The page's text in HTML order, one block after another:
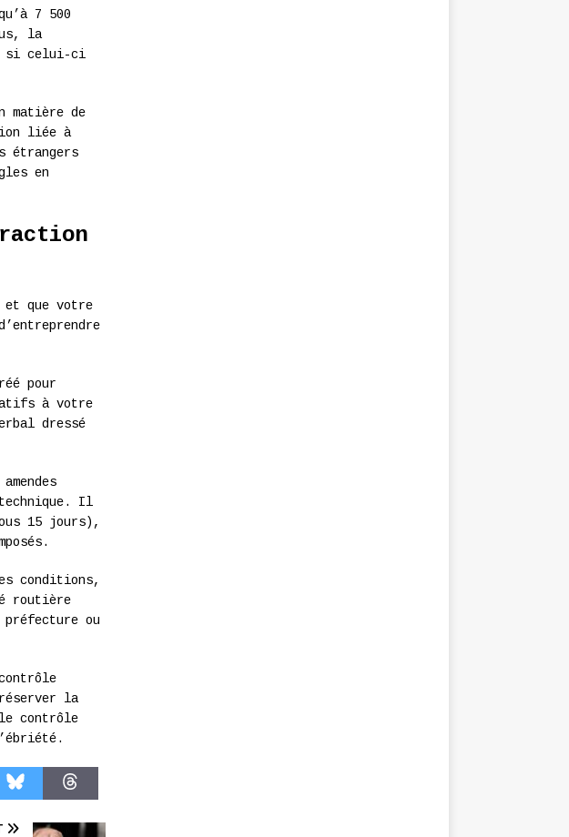
7 500
la
si celui-ci
matière de
liée à
étrangers
en
et que votre
pour
à votre
dressé
Il
15 jours),
conditions,
routière
préfecture ou
la
contrôle